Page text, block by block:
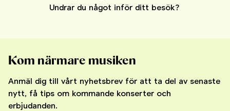
Undrar du något inför ditt besök?
Kom närmare musiken
Anmäl dig till vårt nyhetsbrev för att ta del av senaste
nytt, få tips om kommande konserter och
erbjudanden.